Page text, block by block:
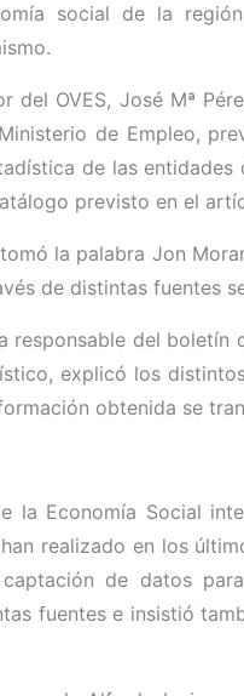
social de la
del OVES, José Mª
de Empleo,
de las
previsto en el
la palabra Jon
de distintas fuentes
del
explicó los
obtenida se
la Economía Social
realizado en los
de datos
fuentes e insistió